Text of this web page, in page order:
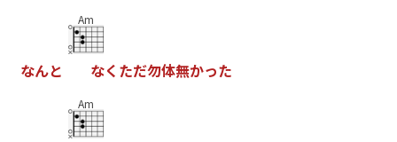
なんと
Am
なく ただ勿体無かった
Am